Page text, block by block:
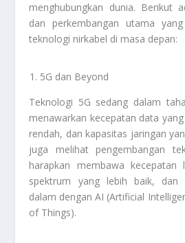
menghubungkan dunia. Berikut
dan perkembangan utama
teknologi nirkabel di masa depan:
5G dan Beyond
Teknologi 5G sedang dalam
menawarkan kecepatan data
rendah, dan kapasitas jaringan
juga melihat pengembangan
harapkan membawa kecepatan
spektrum yang lebih baik, dan
dalam dengan AI (Artificial
of Things).